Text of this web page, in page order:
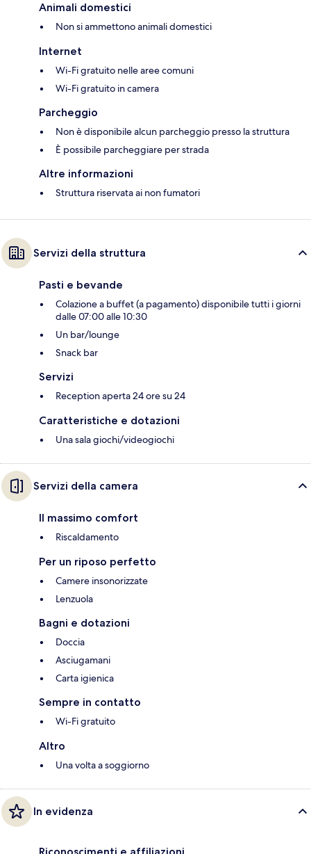
Animali domestici
Non si ammettono animali domestici
Internet
Wi-Fi gratuito nelle aree comuni
Wi-Fi gratuito in camera
Parcheggio
Non è disponibile alcun parcheggio presso la struttura
È possibile parcheggiare per strada
Altre informazioni
Struttura riservata ai non fumatori
Servizi della struttura
Pasti e bevande
Colazione a buffet (a pagamento) disponibile tutti i giorni
dalle 07:00 alle 10:30
Un bar/lounge
Snack bar
Servizi
Reception aperta 24 ore su 24
Caratteristiche e dotazioni
Una sala giochi/videogiochi
Servizi della camera
Il massimo comfort
Riscaldamento
Per un riposo perfetto
Camere insonorizzate
Lenzuola
Bagni e dotazioni
Doccia
Asciugamani
Carta igienica
Sempre in contatto
Wi-Fi gratuito
Altro
Una volta a soggiorno
In evidenza